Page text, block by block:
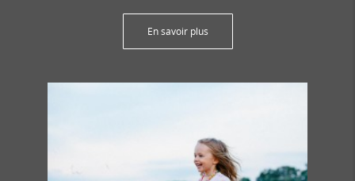
En savoir plus